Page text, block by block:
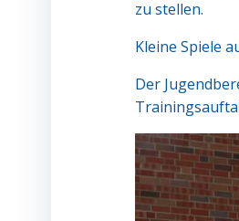
zu stellen.
Kleine Spiele
Der